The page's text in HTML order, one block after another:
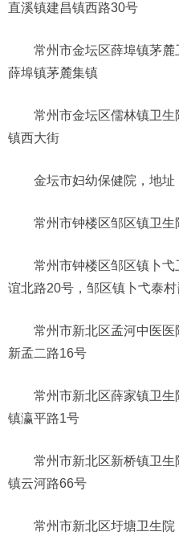
直溪镇建昌镇西路30号
常州市金坛区薛埠镇茅
薛埠镇茅麓集镇
常州市金坛区儒林镇卫
镇西大街
金坛市妇幼保健院，地
常州市钟楼区邹区镇卫
常州市钟楼区邹区镇卜
谊北路20号，邹区镇卜弋泰
常州市新北区孟河中医
新孟二路16号
常州市新北区薛家镇卫
镇瀛平路1号
常州市新北区新桥镇卫
镇云河路66号
常州市新北区圩塘卫生